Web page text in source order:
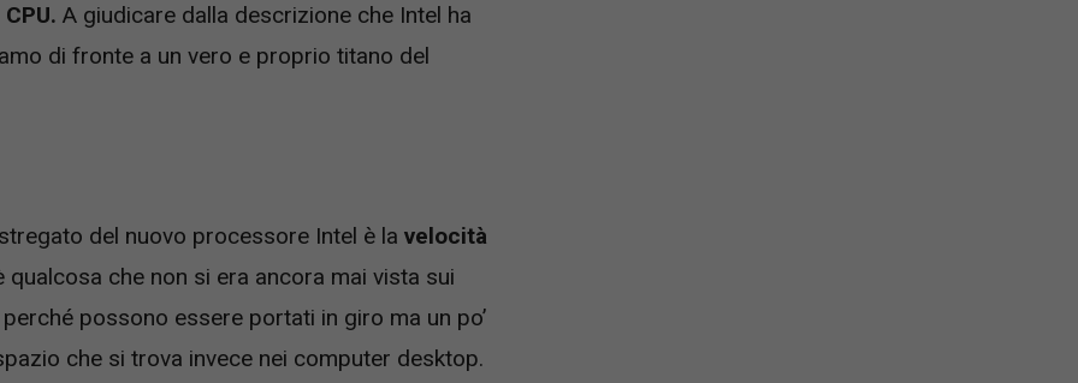
CPU. A giudicare dalla descrizione che Intel ha
di fronte a un vero e proprio titano del
del nuovo processore Intel è la velocità
che non si era ancora mai vista sui
possono essere portati in giro ma un po’
che si trova invece nei computer desktop.